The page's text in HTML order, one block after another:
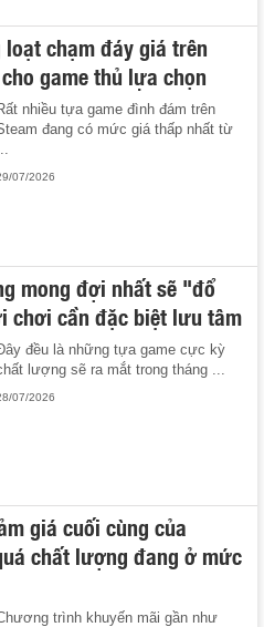
chạm đáy giá trên
game thủ lựa chọn
nhiều tựa game đình đám trên
đang có mức giá thấp nhất từ
07/2026
mong đợi nhất sẽ "đổ
chơi cần đặc biệt lưu tâm
đều là những tựa game cực kỳ
lượng sẽ ra mắt trong tháng ...
07/2026
giá cuối cùng của
chất lượng đang ở mức
trình khuyến mãi gần như